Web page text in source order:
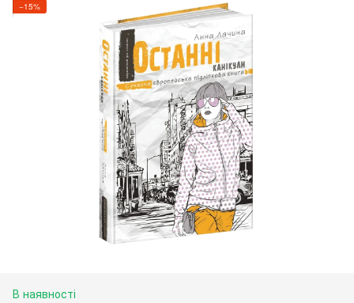
−15%
В наявності